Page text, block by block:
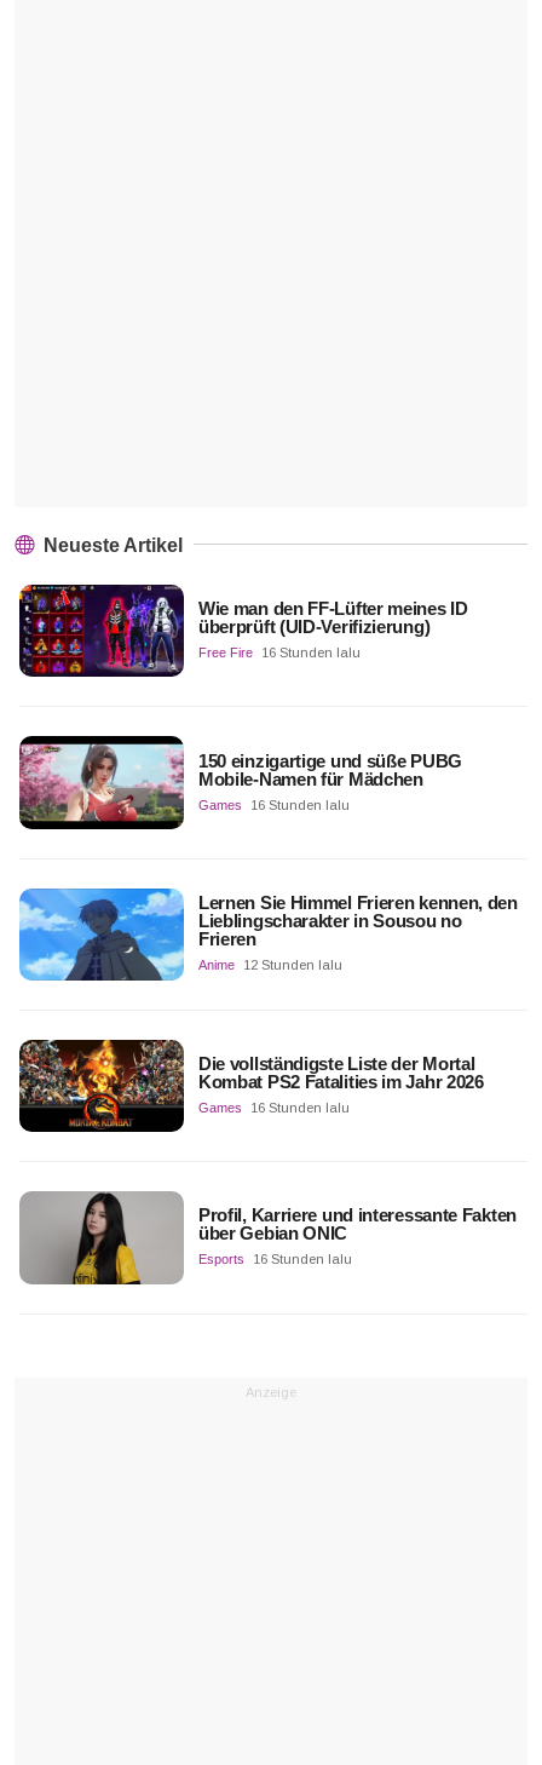
Neueste Artikel
Wie man den FF-Lüfter meines ID
überprüft (UID-Verifizierung)
Free Fire 16 Stunden lalu
150 einzigartige und süße PUBG
Mobile-Namen für Mädchen
Games 16 Stunden lalu
Lernen Sie Himmel Frieren kennen, den
Lieblingscharakter in Sousou no
Frieren
Anime 12 Stunden lalu
Die vollständigste Liste der Mortal
Kombat PS2 Fatalities im Jahr 2026
Games 16 Stunden lalu
Profil, Karriere und interessante Fakten
über Gebian ONIC
Esports 16 Stunden lalu
Anzeige